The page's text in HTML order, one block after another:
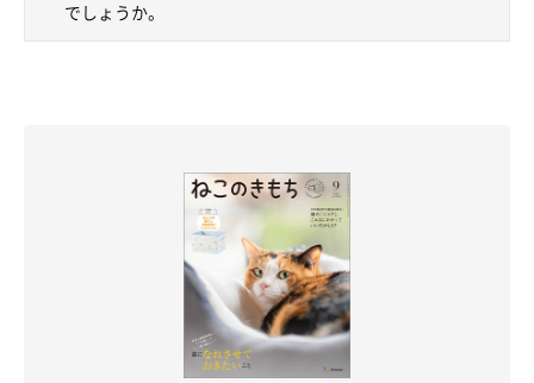
でしょうか。